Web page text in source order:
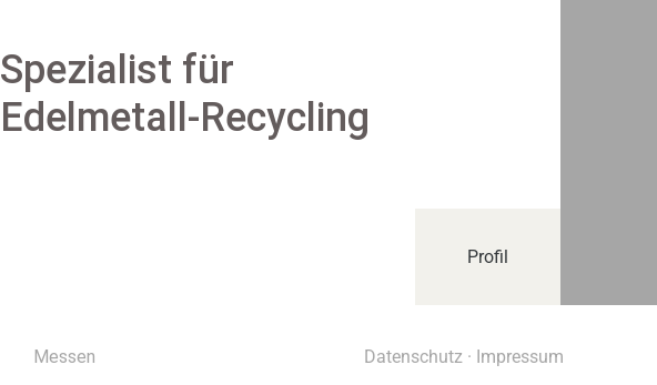
Spezialist für
Edelmetall-Recycling
Profil
Messen Datenschutz · Impressum